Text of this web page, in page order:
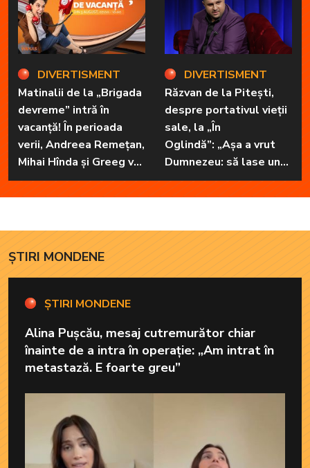
DIVERTISMENT
Matinalii de la „Brigada
devreme” intră în
vacanță! În perioada
verii, Andreea Remețan,
Mihai Hînda și Greeg vor
da, pe rând, trezirea cu
„Dimineți de vacanță”
DIVERTISMENT
Răzvan de la Pitești,
despre portativul vieții
sale, la „În
Oglindă”: „Așa a vrut
Dumnezeu: să lase unul
în familie cu har, harul
de a cânta, să poată să
lipsește”
ȘTIRI MONDENE
ȘTIRI MONDENE
Alina Pușcău, mesaj cutremurător chiar
înainte de a intra în operație: „Am intrat în
metastază. E foarte greu”